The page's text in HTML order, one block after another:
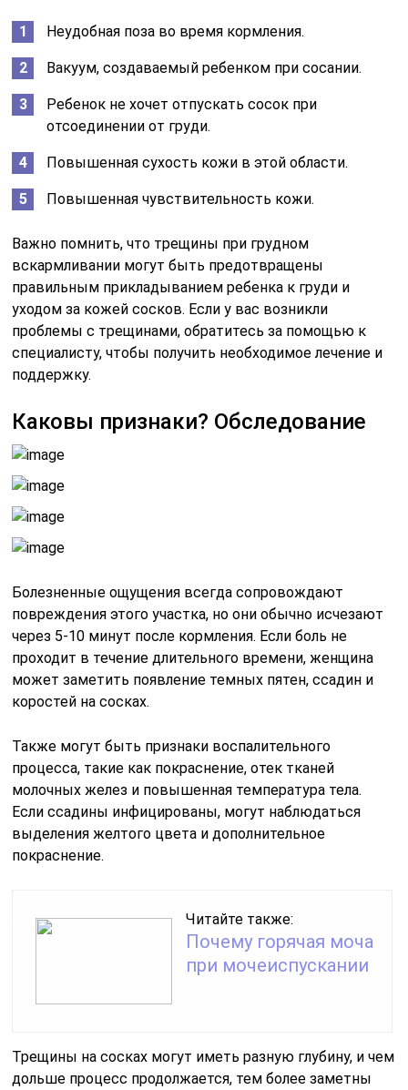
Неудобная поза во время кормления.
Вакуум, создаваемый ребенком при сосании.
Ребенок не хочет отпускать сосок при
отсоединении от груди.
Повышенная сухость кожи в этой области.
Повышенная чувствительность кожи.
Важно помнить, что трещины при грудном
вскармливании могут быть предотвращены
правильным прикладыванием ребенка к груди и
уходом за кожей сосков. Если у вас возникли
проблемы с трещинами, обратитесь за помощью к
специалисту, чтобы получить необходимое лечение и
поддержку.
Каковы признаки? Обследование
Болезненные ощущения всегда сопровождают
повреждения этого участка, но они обычно исчезают
через 5-10 минут после кормления. Если боль не
проходит в течение длительного времени, женщина
может заметить появление темных пятен, ссадин и
коростей на сосках.
Также могут быть признаки воспалительного
процесса, такие как покраснение, отек тканей
молочных желез и повышенная температура тела.
Если ссадины инфицированы, могут наблюдаться
выделения желтого цвета и дополнительное
покраснение.
Читайте также:
Почему горячая моча
при мочеиспускании
Трещины на сосках могут иметь разную глубину, и чем
дольше процесс продолжается, тем более заметны